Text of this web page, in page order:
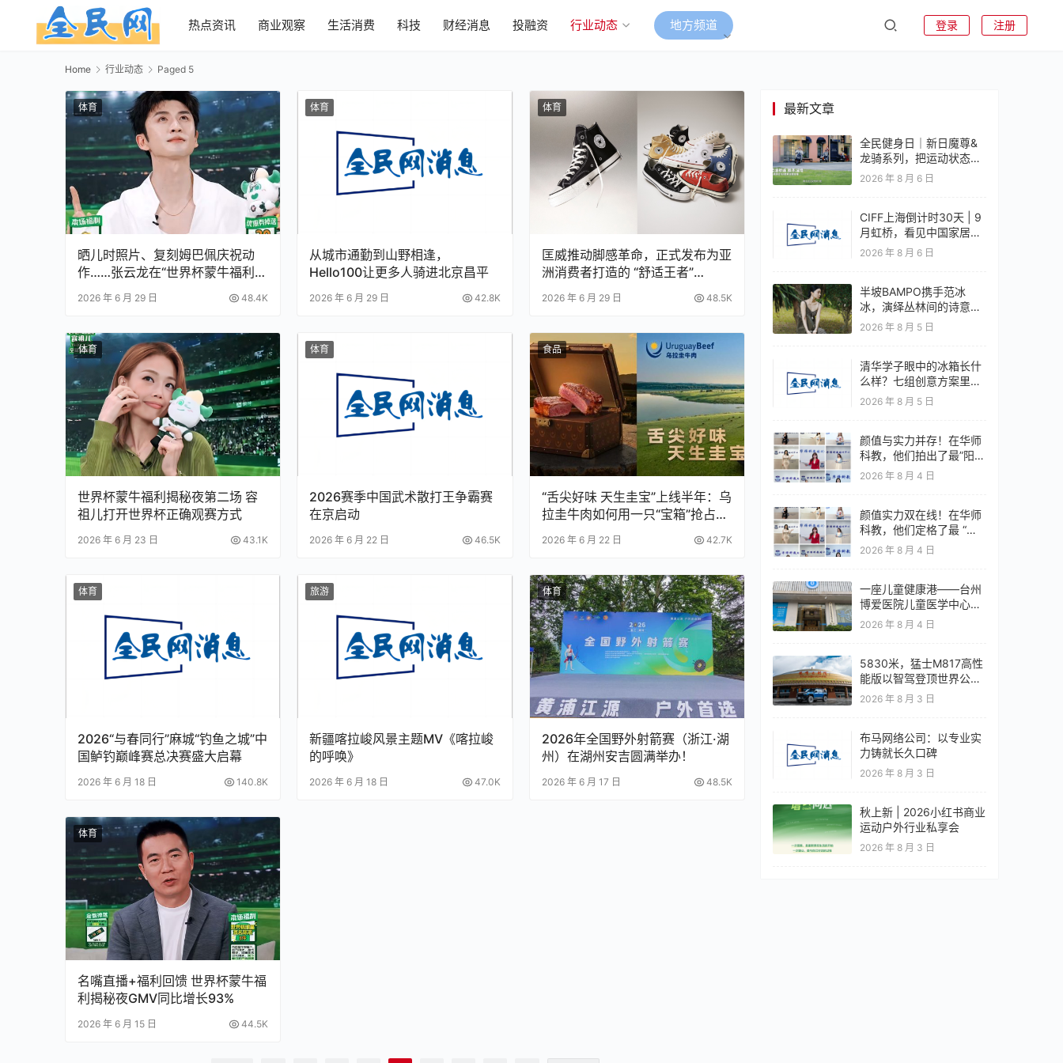
热点资讯 商业观察 生活消费 科技 财经消息 投融资 行业动态 地方频道 登录 注册
Home 行业动态 Paged 5
体育
晒儿时照片、复刻姆巴佩庆祝动
作……张云龙在“世界杯蒙牛福利揭
秘夜”玩嗨了
2026 年 6 月 29 日 48.4K
体育
从城市通勤到山野相逢，
Hello100让更多人骑进北京昌平
2026 年 6 月 29 日 42.8K
体育
匡威推动脚感革命，正式发布为亚
洲消费者打造的 “舒适王者”
CHUCK 70 X
2026 年 6 月 29 日 48.5K
体育
世界杯蒙牛福利揭秘夜第二场 容
祖儿打开世界杯正确观赛方式
2026 年 6 月 23 日 43.1K
体育
2026赛季中国武术散打王争霸赛
在京启动
2026 年 6 月 22 日 46.5K
食品
“舌尖好味 天生圭宝”上线半年：乌
拉圭牛肉如何用一只“宝箱”抢占中
国高端餐桌
2026 年 6 月 22 日 42.7K
体育
2026“与春同行”麻城“钓鱼之城”中
国鲈钓巅峰赛总决赛盛大启幕
2026 年 6 月 18 日 140.8K
旅游
新疆喀拉峻风景主题MV《喀拉峻
的呼唤》
2026 年 6 月 18 日 47.0K
体育
2026年全国野外射箭赛（浙江·湖
州）在湖州安吉圆满举办！
2026 年 6 月 17 日 48.5K
体育
名嘴直播+福利回馈 世界杯蒙牛福
利揭秘夜GMV同比增长93%
2026 年 6 月 15 日 44.5K
最新文章
全民健身日｜新日魔尊&
龙骑系列，把运动状态带
上路
2026 年 8 月 6 日
CIFF上海倒计时30天 | 9
月虹桥，看见中国家居产
业的新答案
2026 年 8 月 6 日
半坡BAMPO携手范冰
冰，演绎丛林间的诗意时
尚
2026 年 8 月 5 日
清华学子眼中的冰箱长什
么样？七组创意方案里的
年轻化答案
2026 年 8 月 5 日
颜值与实力并存！在华师
科教，他们拍出了最”阳
光”的逐梦大片
2026 年 8 月 4 日
颜值实力双在线！在华师
科教，他们定格了最 “阳
光” 的逐梦大片
2026 年 8 月 4 日
一座儿童健康港——台州
博爱医院儿童医学中心守
护成长纪事
2026 年 8 月 4 日
5830米，猛士M817高性
能版以智驾登顶世界公路
之巅
2026 年 8 月 3 日
布马网络公司：以专业实
力铸就长久口碑
2026 年 8 月 3 日
秋上新 | 2026小红书商业
运动户外行业私享会
2026 年 8 月 3 日